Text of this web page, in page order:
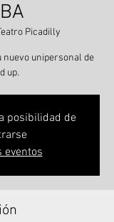
Picadilly
unipersonal de
up.
posibilidad de
eventos